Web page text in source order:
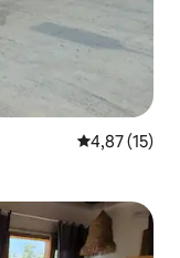
4,87 av 5 i
4,87 (15)